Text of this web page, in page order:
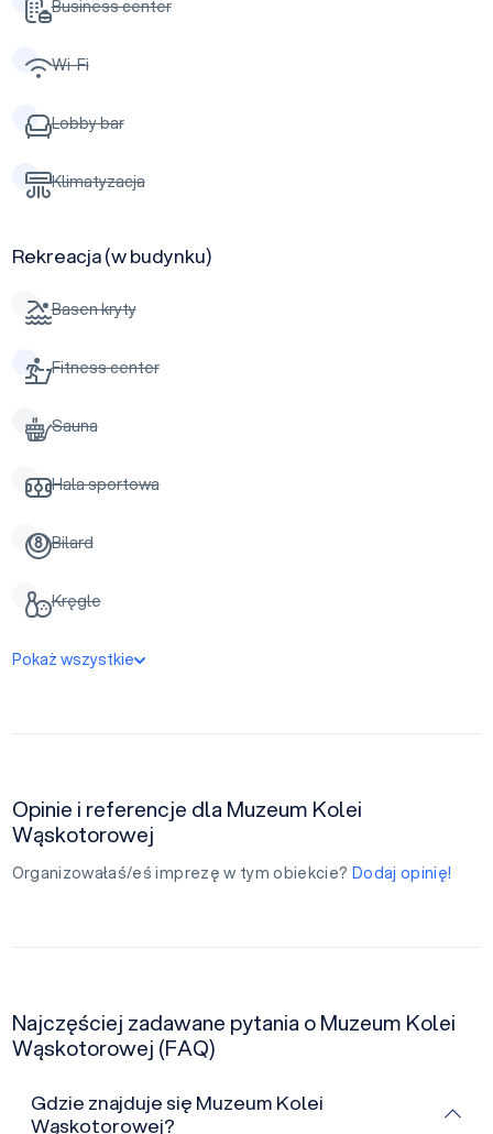
Business center
Wi-Fi
Lobby bar
Klimatyzacja
Rekreacja (w budynku)
Basen kryty
Fitness center
Sauna
Hala sportowa
Bilard
Kręgle
Pokaż wszystkie
Opinie i referencje dla Muzeum Kolei
Wąskotorowej
Organizowałaś/eś imprezę w tym obiekcie? Dodaj opinię!
Najczęściej zadawane pytania o Muzeum Kolei
Wąskotorowej (FAQ)
Gdzie znajduje się Muzeum Kolei
Wąskotorowej?